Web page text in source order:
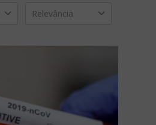
Relevância